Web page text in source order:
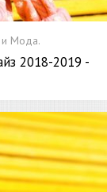
и Мода.
2018-2019 -